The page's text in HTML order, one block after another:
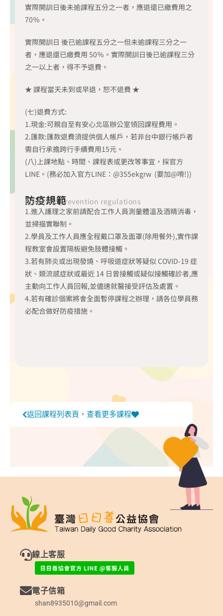
實際開訓日後未逾課程五分之一者，應退還已繳費用之
70％。
實際開訓日 後已逾課程五分之一但未逾課程三分之一
者，應退還已繳費用 50％。實際開訓日後已逾課程三分
之一以上者，得不予退費。
★ 課程當天未到或早退，恕不退費 ★
(七)退費方式:
1.現金:可親自至有安心北區辦公室領回課程費用。
2.匯款:匯款退費須提供個人帳戶，若非台中銀行帳戶者
需自行承擔跨行手續費用15元。
(八)上課地點、時間、課程表或更改等事宜，採官方
LINE。(務必加入官方LINE：@355ekgrw (要加@唷!))
防疫規範
Epidemic prevention regulations
1.進入護理之家前請配合工作人員測量體溫及酒精消毒，
並掃描實聯制。
2.學員及工作人員應全程戴口罩及面罩(除用餐外),實作課
程教室會設置隔板避免肢體接觸。
3.若有肺炎或出現發燒、呼吸道症狀等疑似 COVID-19 症
狀、類流感症狀或最近 14 日曾接觸或疑似接觸確診者,應
主動向工作人員回報,並儘速就醫接受評估及處置。
4.若有確診個案將會全面暫停課程之辦理，請各位學員務
必配合做好防疫措施。
返回課程列表頁，查看更多課程
線上客服
電子信箱
shan8935010@gmail.com